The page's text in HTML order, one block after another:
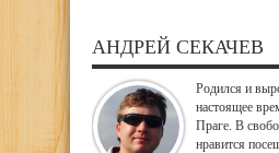
АНДРЕЙ СЕКАЧЕВ
Родился и
настоящее
Праге. В
нравится